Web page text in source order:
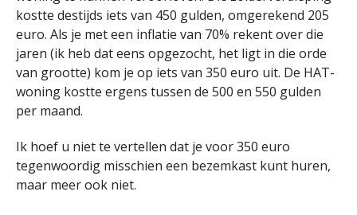
kostte destijds iets van 450 gulden, omgerekend 205
euro. Als je met een inflatie van 70% rekent over die
jaren (ik heb dat eens opgezocht, het ligt in die orde
van grootte) kom je op iets van 350 euro uit. De HAT-
woning kostte ergens tussen de 500 en 550 gulden
per maand.
Ik hoef u niet te vertellen dat je voor 350 euro
tegenwoordig misschien een bezemkast kunt huren,
maar meer ook niet.